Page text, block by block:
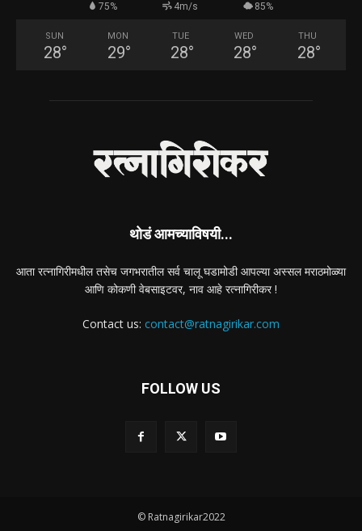
75% 4m/s 85%
SUN
28°
MON
29°
TUE
28°
WED
28°
THU
28°
थोडं आमच्याविषयी...
आता रत्नागिरीमधील तसेच जगभरातील सर्व चालू घडामोडी आपल्या अस्सल मराठमोळ्या
आणि कोकणी वेबसाइटवर, नाव आहे रत्नागिरीकर !
Contact us: contact@ratnagirikar.com
FOLLOW US
© Ratnagirikar2022